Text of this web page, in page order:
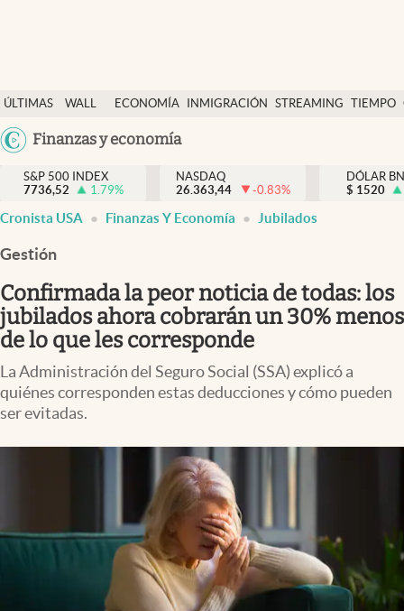
ÚLTIMAS
NOTICIAS
WALL
DÓLAR
ECONOMÍA INMIGRACIÓN STREAMING TIEMPO
México
Finanzas y economía
Finanzas y economía
Wall Street y dólar
Inmigración
Espiritual
Streaming
PC y mobile
Lifestyle
S&P 500 INDEX
7736,52
1.79%
NASDAQ
26.363,44
-0.83%
DÓLAR
$ 1520
Cronista USA Finanzas Y Economía Jubilados
Gestión
Confirmada la peor noticia de todas: los
jubilados ahora cobrarán un 30% menos
de lo que les corresponde
La Administración del Seguro Social (SSA) explicó a
quiénes corresponden estas deducciones y cómo pueden
ser evitadas.